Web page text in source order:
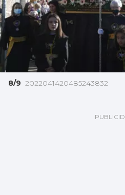
8/9 2022041420485243832